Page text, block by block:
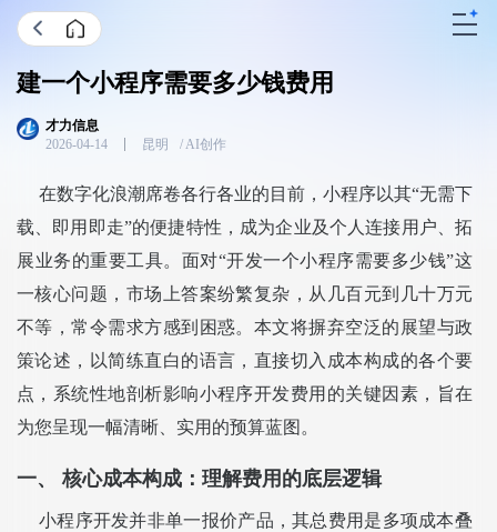
建一个小程序需要多少钱费用
2026-04-14 昆明
在数字化浪潮席卷各行各业的目前，小程序以其“无需下
载、即用即走”的便捷特性，成为企业及个人连接用户、拓
展业务的重要工具。面对“开发一个小程序需要多少钱”这
一核心问题，市场上答案纷繁复杂，从几百元到几十万元
不等，常令需求方感到困惑。本文将摒弃空泛的展望与政
策论述，以简练直白的语言，直接切入成本构成的各个要
点，系统性地剖析影响小程序开发费用的关键因素，旨在
为您呈现一幅清晰、实用的预算蓝图。
一、 核心成本构成：理解费用的底层逻辑
小程序开发并非单一报价产品，其总费用是多项成本叠